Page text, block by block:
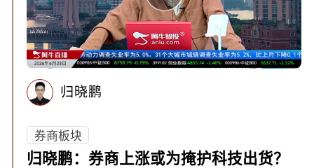
归晓鹏
券商板块
归晓鹏：券商上涨或为掩护科技出货？